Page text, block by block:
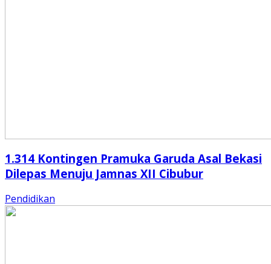
1.314 Kontingen Pramuka Garuda Asal Bekasi
Dilepas Menuju Jamnas XII Cibubur
Pendidikan